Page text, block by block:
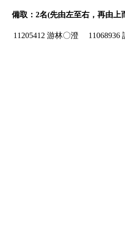
備取：2名(先由左至右，再由上
11205412 游林〇澄 11068936